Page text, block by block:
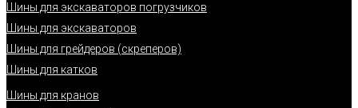
Шины для экскаваторов погрузчиков
Шины для экскаваторов
Шины для грейдеров (скреперов)
Шины для катков
Шины для кранов